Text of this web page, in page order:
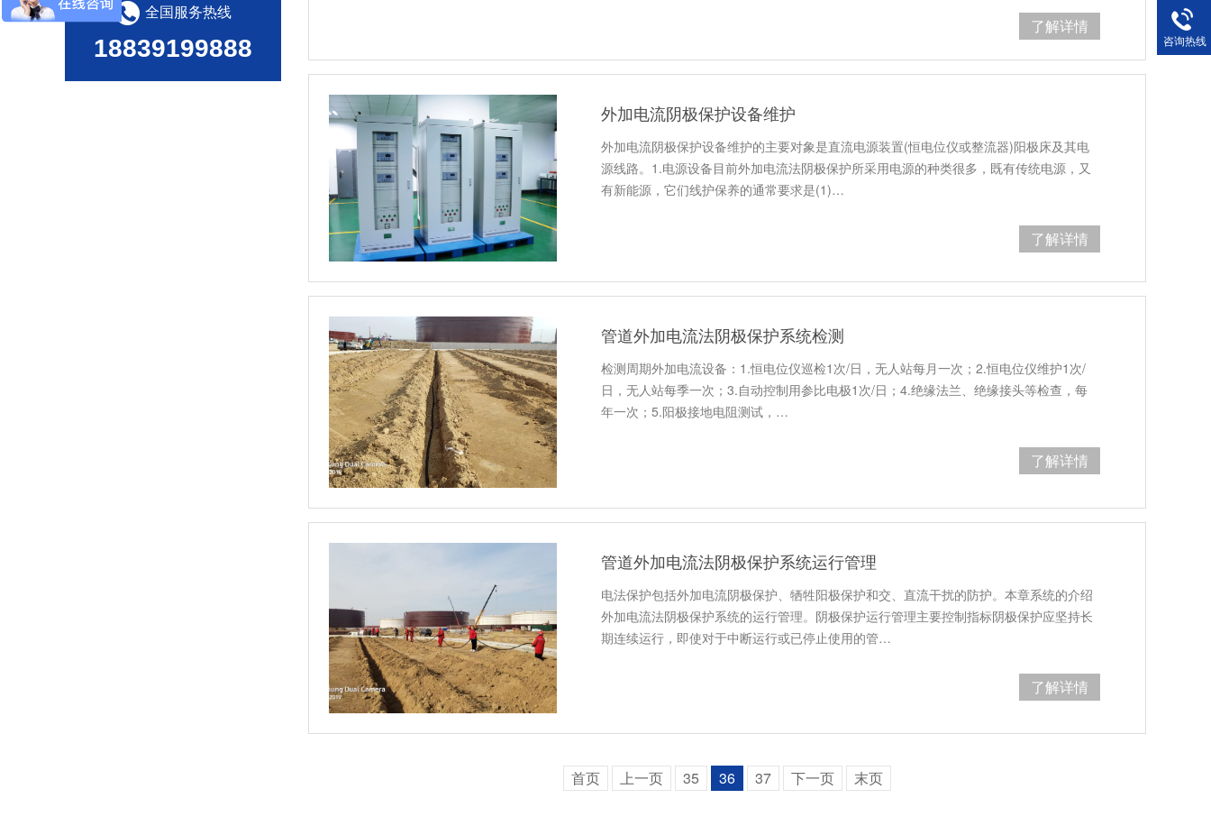
了解详情
外加电流阴极保护设备维护
外加电流阴极保护设备维护的主要对象是直流电源装置(恒电位仪或整流器)阳极床及其电
源线路。1.电源设备目前外加电流法阴极保护所采用电源的种类很多，既有传统电源，又
有新能源，它们线护保养的通常要求是(1)…
了解详情
管道外加电流法阴极保护系统检测
检测周期外加电流设备：1.恒电位仪巡检1次/日，无人站每月一次；2.恒电位仪维护1次/
日，无人站每季一次；3.自动控制用参比电极1次/日；4.绝缘法兰、绝缘接头等检查，每
年一次；5.阳极接地电阻测试，…
了解详情
管道外加电流法阴极保护系统运行管理
电法保护包括外加电流阴极保护、牺牲阳极保护和交、直流干扰的防护。本章系统的介绍
外加电流法阴极保护系统的运行管理。阴极保护运行管理主要控制指标阴极保护应坚持长
期连续运行，即使对于中断运行或已停止使用的管…
了解详情
首页 上一页 35 36 37 下一页 末页
全国服务热线
18839199888 咨询热线